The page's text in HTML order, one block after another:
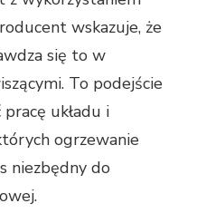
wskazuje, że
się to w
To podejście
układu i
ogrzewanie
niezbędny do